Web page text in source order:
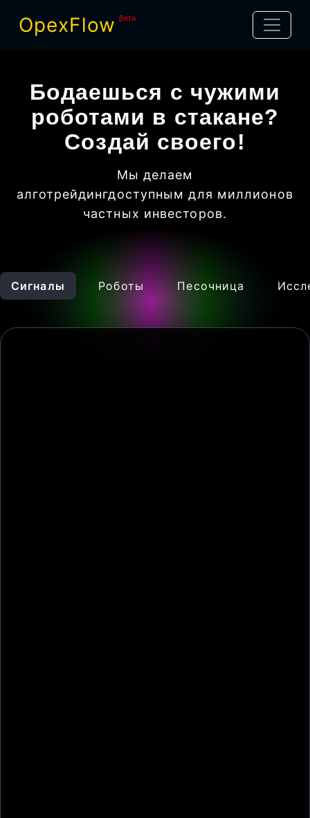
OpexFlow βeta
Бодаешься с чужими
роботами в стакане?
Создай своего!
Мы делаем
алготрейдингдоступным для миллионов
частных инвесторов.
Сигналы Роботы Песочница